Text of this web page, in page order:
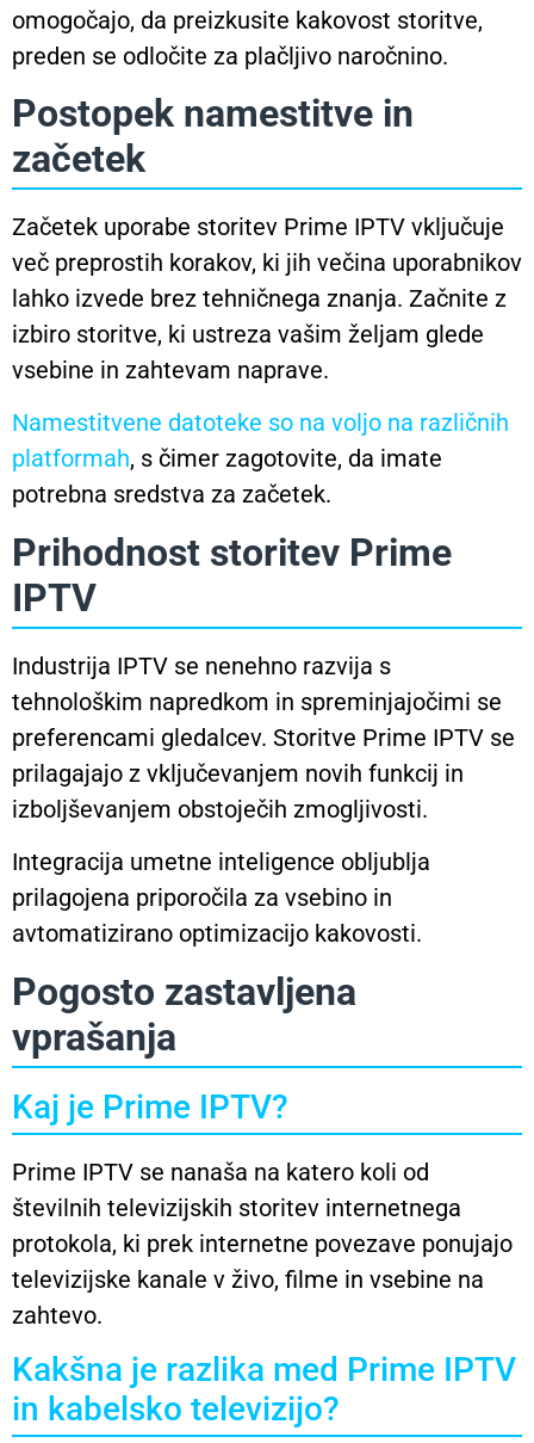
omogočajo, da preizkusite kakovost storitve,
preden se odločite za plačljivo naročnino.
Postopek namestitve in
začetek
Začetek uporabe storitev Prime IPTV vključuje
več preprostih korakov, ki jih večina uporabnikov
lahko izvede brez tehničnega znanja. Začnite z
izbiro storitve, ki ustreza vašim željam glede
vsebine in zahtevam naprave.
Namestitvene datoteke so na voljo na različnih
platformah, s čimer zagotovite, da imate
potrebna sredstva za začetek.
Prihodnost storitev Prime
IPTV
Industrija IPTV se nenehno razvija s
tehnološkim napredkom in spreminjajočimi se
preferencami gledalcev. Storitve Prime IPTV se
prilagajajo z vključevanjem novih funkcij in
izboljševanjem obstoječih zmogljivosti.
Integracija umetne inteligence obljublja
prilagojena priporočila za vsebino in
avtomatizirano optimizacijo kakovosti.
Pogosto zastavljena
vprašanja
Kaj je Prime IPTV?
Prime IPTV se nanaša na katero koli od
številnih televizijskih storitev internetnega
protokola, ki prek internetne povezave ponujajo
televizijske kanale v živo, filme in vsebine na
zahtevo.
Kakšna je razlika med Prime IPTV
in kabelsko televizijo?